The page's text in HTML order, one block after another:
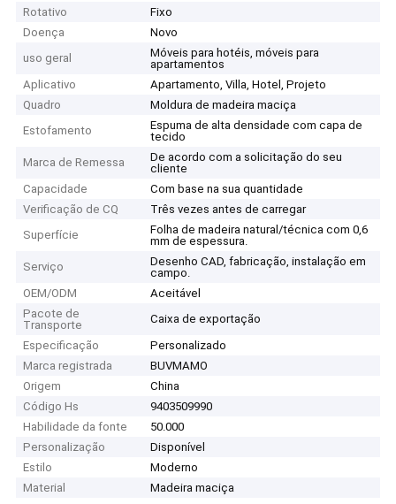
Rotativo
Fixo
Doença
Novo
uso geral
Móveis para hotéis, móveis para
apartamentos
Aplicativo
Apartamento, Villa, Hotel, Projeto
Quadro
Moldura de madeira maciça
Estofamento
Espuma de alta densidade com capa de
tecido
Marca de Remessa
De acordo com a solicitação do seu
cliente
Capacidade
Com base na sua quantidade
Verificação de CQ
Três vezes antes de carregar
Superfície
Folha de madeira natural/técnica com 0,6
mm de espessura.
Serviço
Desenho CAD, fabricação, instalação em
campo.
OEM/ODM
Aceitável
Pacote de
Transporte
Caixa de exportação
Especificação
Personalizado
Marca registrada
BUVMAMO
Origem
China
Código Hs
9403509990
Habilidade da fonte
50.000
Personalização
Disponível
Estilo
Moderno
Material
Madeira maciça